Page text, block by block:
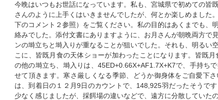
今晩はいつもお世話になっています。私も、宮城県で初めての皆
さんのように上手くはいきませんでしたが、何とか楽しめました
下のコメント２参照）をご覧ください。私の目的はあくまでも、
絡みでした。添付文書にありますように、お月さんが朝晩両方で
ンの塒立ちと塒入りが重なることが狙いでした。それも、明るい
こに、皆既月食の天体ショーが加わったことになります。皆既
の他の塒立ち、塒入りは、45ED+0.66X+AF1.7X+K7で、手持ち
せて頂きます。寒さ厳しくなる季節、どうか御身体をご自愛下
は、到着日の１２月9日のカウントで、148,925羽だったそうで
少なく感じましたが、採餌場の違いなどで、遠方に分散していた